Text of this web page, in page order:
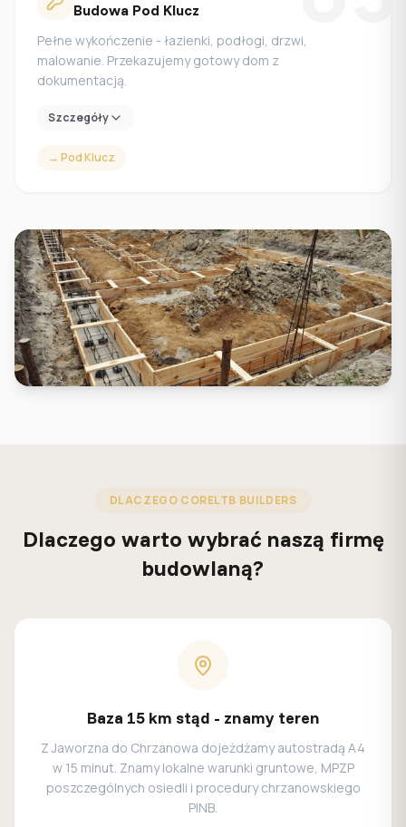
Budowa Pod Klucz
Pełne wykończenie - łazienki, podłogi, drzwi,
malowanie. Przekazujemy gotowy dom z
dokumentacją.
Szczegóły
→ Pod Klucz
DLACZEGO CORELTB BUILDERS
Dlaczego warto wybrać naszą firmę
budowlaną?
Baza 15 km stąd - znamy teren
Z Jaworzna do Chrzanowa dojeżdżamy autostradą A4
w 15 minut. Znamy lokalne warunki gruntowe, MPZP
poszczególnych osiedli i procedury chrzanowskiego
PINB.